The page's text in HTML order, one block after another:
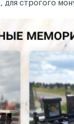
строгого